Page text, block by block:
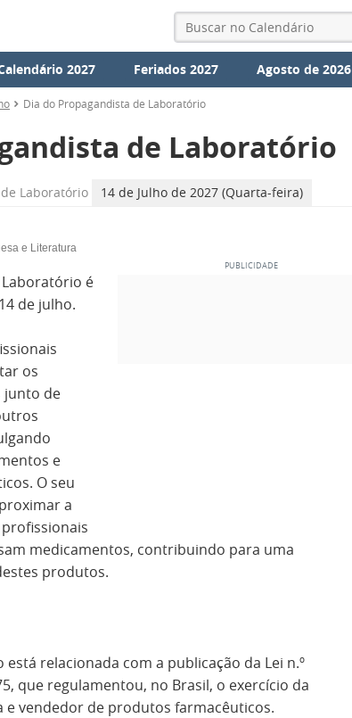
2027 Feriados 2027 Agosto de 2026
Dia do Propagandista de Laboratório
de Laboratório
Laboratório 14 de Julho de 2027 (Quarta-feira)
e Literatura
é
de julho.
os
junto de
e
O seu
a
medicamentos, contribuindo para uma
produtos.
relacionada com a publicação da Lei n.º
que regulamentou, no Brasil, o exercício da
vendedor de produtos farmacêuticos.